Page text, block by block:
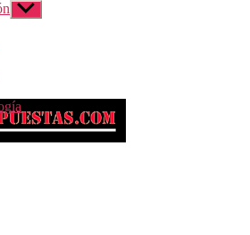
Mostrar el submenú
submenú